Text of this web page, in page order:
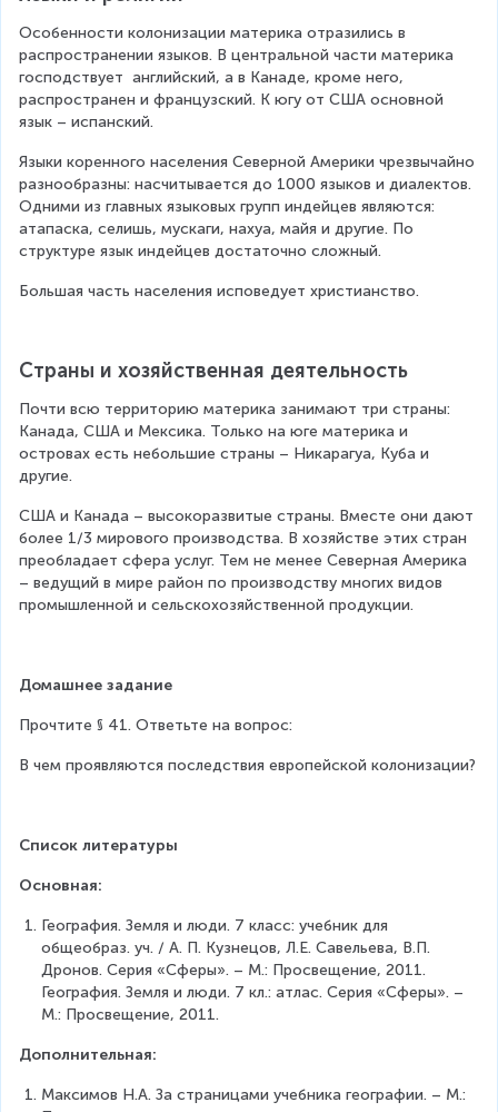
Особенности колонизации материка отразились в
распространении языков. В центральной части материка
господствует  английский, а в Канаде, кроме него,
распространен и французский. К югу от США основной
язык – испанский.
Языки коренного населения Северной Америки чрезвычайно
разнообразны: насчитывается до 1000 языков и диалектов.
Одними из главных языковых групп индейцев являются:
атапаска, селишь, мускаги, нахуа, майя и другие. По
структуре язык индейцев достаточно сложный.
Большая часть населения исповедует христианство.
Страны и хозяйственная деятельность
Почти всю территорию материка занимают три страны:
Канада, США и Мексика. Только на юге материка и
островах есть небольшие страны – Никарагуа, Куба и
другие.
США и Канада – высокоразвитые страны. Вместе они дают
более 1/3 мирового производства. В хозяйстве этих стран
преобладает сфера услуг. Тем не менее Северная Америка
– ведущий в мире район по производству многих видов
промышленной и сельскохозяйственной продукции.
Домашнее задание
Прочтите § 41. Ответьте на вопрос:
В чем проявляются последствия европейской колонизации?
Список литературы
Основная:
География. Земля и люди. 7 класс: учебник для
общеобраз. уч. / А. П. Кузнецов, Л.Е. Савельева, В.П.
Дронов. Серия «Сферы». – М.: Просвещение, 2011.
География. Земля и люди. 7 кл.: атлас. Серия «Сферы». –
М.: Просвещение, 2011.
Дополнительная:
Максимов Н.А. За страницами учебника географии. – М.: